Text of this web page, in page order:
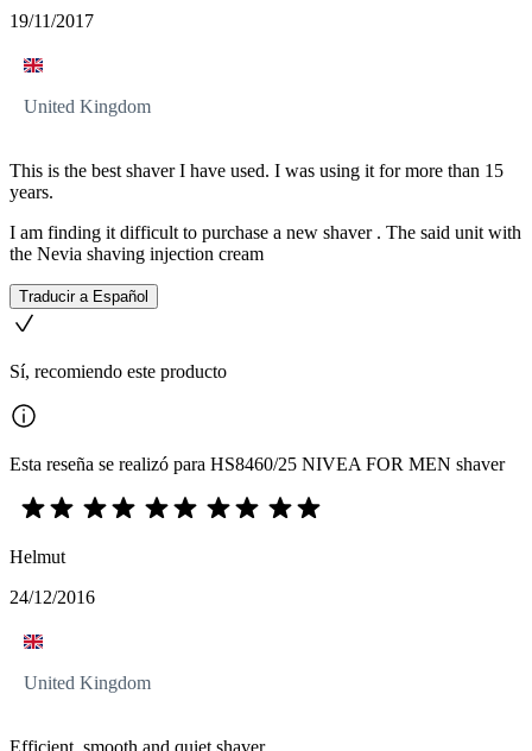
19/11/2017
United Kingdom
This is the best shaver I have used. I was using it for more than 15
years.
I am finding it difficult to purchase a new shaver . The said unit with
the Nevia shaving injection cream
Traducir a Español
Sí, recomiendo este producto
Esta reseña se realizó para HS8460/25 NIVEA FOR MEN shaver
Helmut
24/12/2016
United Kingdom